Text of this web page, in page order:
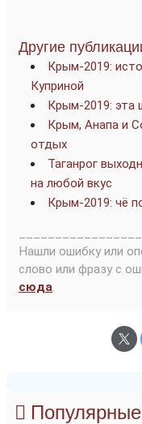
Другие
Крым-2019:
Куприной
Крым-2019: эта
Крым, Анапа и
отдых
Таганрог
на любой вкус
Крым-2019: чё
Нашли ошибку или
слово или фразу с
сюда.